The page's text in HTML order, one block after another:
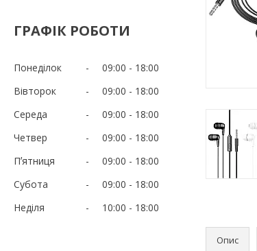
ГРАФІК РОБОТИ
Понеділок 09:00
18:00
Вівторок
09:00
18:00
Середа
09:00
18:00
Четвер
09:00
18:00
Пʼятниця
09:00
18:00
Субота
09:00
18:00
Неділя
10:00 18:00
Опис